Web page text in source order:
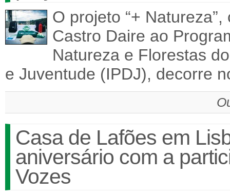
O projeto “+
Castro Daire ao
Natureza e Florestas
e Juventude (IPDJ), decorre
Casa de Lafões em
aniversário com a
Vozes